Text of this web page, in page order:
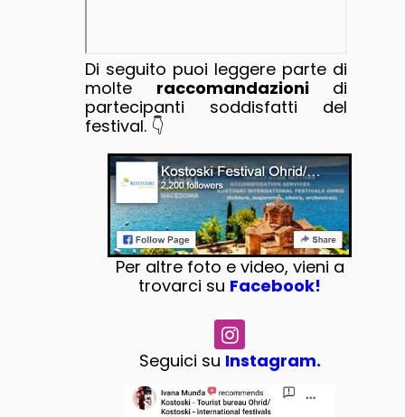
Di seguito puoi leggere parte di
molte raccomandazionidi
partecipanti soddisfatti del
festival. 👇
Per altre foto e video, vieni a
trovarci su Facebook!
Seguici su Instagram.